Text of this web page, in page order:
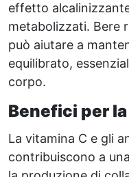
effetto
metabolizzati. Bere
può aiutare a
equilibrato,
corpo.
Benefici per
La vitamina C e gli
contribuiscono a